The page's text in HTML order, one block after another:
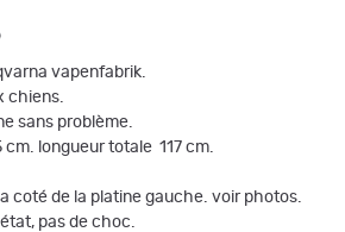
vapenfabrik.
chiens.
sans problème.
cm. longueur totale 117 cm.
coté de la platine gauche. voir photos.
pas de choc.